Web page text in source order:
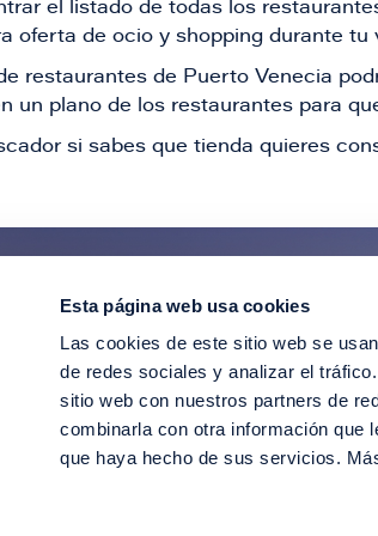
Esta página web usa cookies
Las cookies de este sitio web se
de redes sociales y analizar el
sitio web con nuestros partners de
combinarla con otra información que
que haya hecho de sus servicios.
el listado de todas los
oferta de ocio y shopping durante tu
restaurantes de Puerto Venecia
un plano de los restaurantes para
si sabes que tienda quieres
Suscríbete para recibir